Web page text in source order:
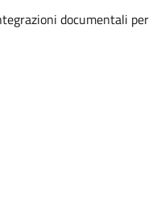
documentali per